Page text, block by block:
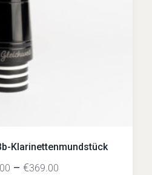
Klarinettenmundstück
– €369.00